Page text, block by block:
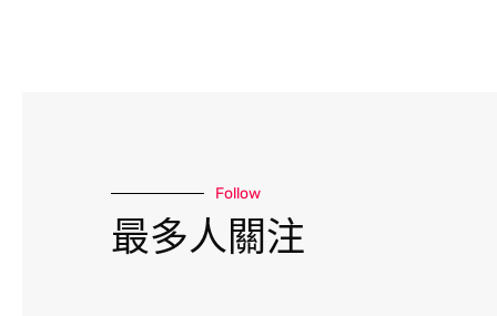
Follow
最多人關注